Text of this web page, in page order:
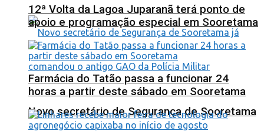
Novo secretário de Segurança de Sooretama
12ª Volta da Lagoa Juparanã terá ponto de
apoio e programação especial em Sooretama
Farmácia do Tatão passa a funcionar 24
horas a partir deste sábado em Sooretama